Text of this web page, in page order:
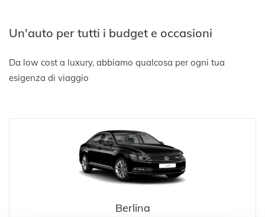
Un'auto per tutti i budget e occasioni
Da low cost a luxury, abbiamo qualcosa per ogni tua
esigenza di viaggio
Berlina